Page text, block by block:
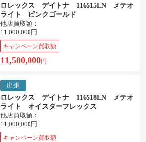
ロレックス デイトナ 116515LN メテオ
ライト ピンクゴールド
他店買取額：
11,000,000円
キャンペーン買取額
11,500,000円
出張
ロレックス デイトナ 116518LN メテオ
ライト オイスターフレックス
他店買取額：
11,000,000円
キャンペーン買取額